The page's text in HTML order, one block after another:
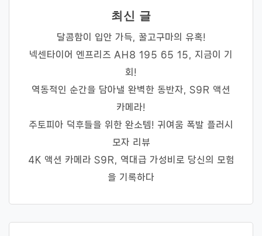
최신 글
달콤함이 입안 가득, 꿀고구마의 유혹!
넥센타이어 엔프리즈 AH8 195 65 15, 지금이 기
회!
역동적인 순간을 담아낼 완벽한 동반자, S9R 액션
카메라!
주토피아 덕후들을 위한 완소템! 귀여움 폭발 플러시
모자 리뷰
4K 액션 카메라 S9R, 역대급 가성비로 당신의 모험
을 기록하다